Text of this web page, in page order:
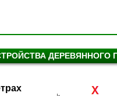
ДЕРЕВЯННОГО